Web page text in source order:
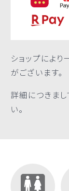
ショップによ
がございます。
詳細につきま
い。